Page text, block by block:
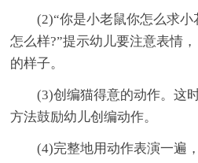
(2)“你是小老鼠你怎么求小
怎么样?”提示幼儿要注意表情
的样子。
(3)创编猫得意的动作。这
方法鼓励幼儿创编动作。
(4)完整地用动作表演一遍